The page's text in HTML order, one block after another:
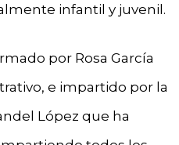
infantil y juvenil.
por Rosa García
e impartido por la
López que ha